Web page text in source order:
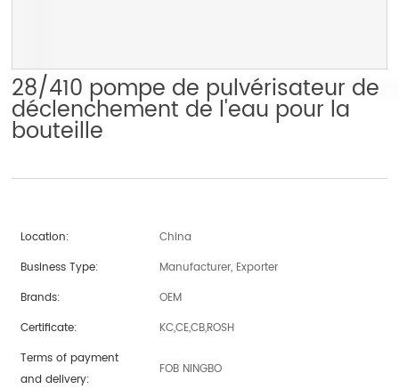
28/410 pompe de pulvérisateur de
déclenchement de l'eau pour la
bouteille
Location:
China
Business Type:
Manufacturer, Exporter
Brands:
OEM
Certificate:
KC,CE,CB,ROSH
Terms of payment
and delivery:
FOB NINGBO